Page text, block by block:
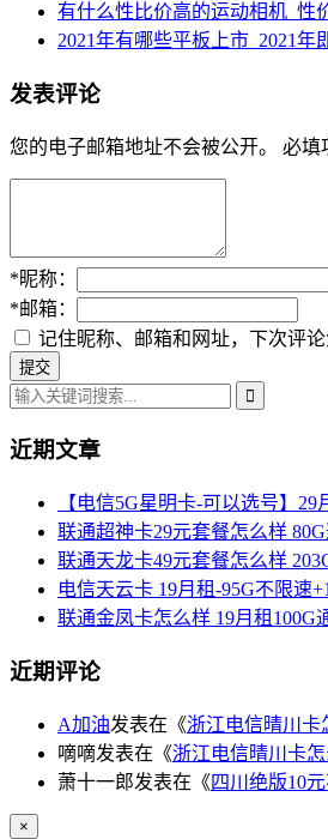
有什么性比价高的运动相机_性
2021年有哪些平板上市_2021年
发表评论
您的电子邮箱地址不会被公开。 必填
*昵称：
*邮箱：
记住昵称、邮箱和网址，下次评论
近期文章
【电信5G星明卡-可以选号】
联通超神卡29元套餐怎么样
联通天龙卡49元套餐怎么样
电信天云卡 19月租-95G不限速
联通金凤卡怎么样 19月租100G
近期评论
A加油发表在《浙江电信晴川卡
嘀嘀发表在《浙江电信晴川卡
萧十一郎发表在《四川绝版10
×